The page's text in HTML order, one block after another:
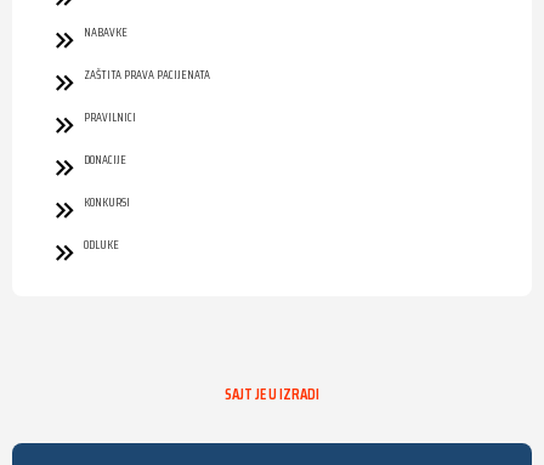
NABAVKE
ZAŠTITA PRAVA PACIJENATA
PRAVILNICI
DONACIJE
KONKURSI
ODLUKE
SAJT JE U IZRADI